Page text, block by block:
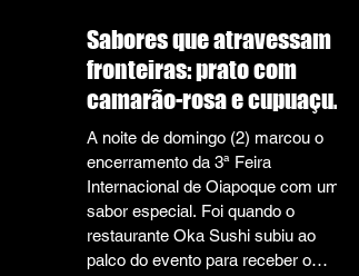
Sabores que atravessam
fronteiras: prato com
camarão-rosa e cupuaçu
conquista 1º Concurso
Gastronômico de
Oiapoque
A noite de domingo (2) marcou o
encerramento da 3ª Feira
Internacional de Oiapoque com um
sabor especial. Foi quando o
restaurante Oka Sushi subiu ao
palco do evento para receber o